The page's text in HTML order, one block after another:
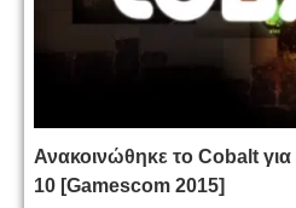
Ανακοινώθηκε το Cobalt
10 [Gamescom 2015]